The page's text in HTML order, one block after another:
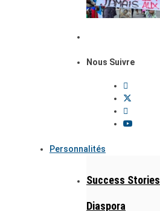
Nous Suivre
Personnalités
Success Stories
Diaspora